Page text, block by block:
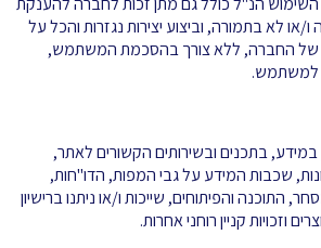
ו/או לא בתמורה, וביצוע יצירות נגזרות והכל על
של החברה, ללא צורך בהסכמת המשתמש,
למשתמש.
במידע, בתכנים ובשירותים הקשורים לאתר,
שכבות המידע על גבי המפות, הדו"חות,
התוכנה והפיתוחים, שייכות ו/או ניתנו ברישיון
וזכויות קניין רוחני אחרות.